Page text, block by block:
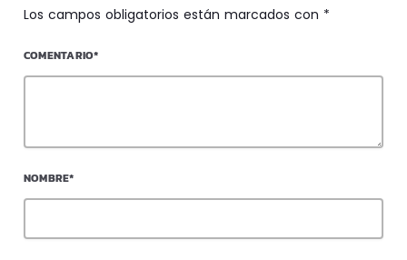
Los campos obligatorios están marcados con *
COMENTARIO*
NOMBRE*